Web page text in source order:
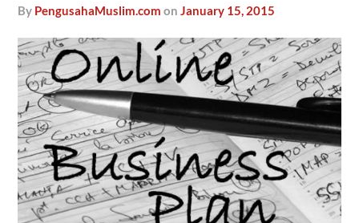
by PengusahaMuslim.com onJanuary 15, 2015